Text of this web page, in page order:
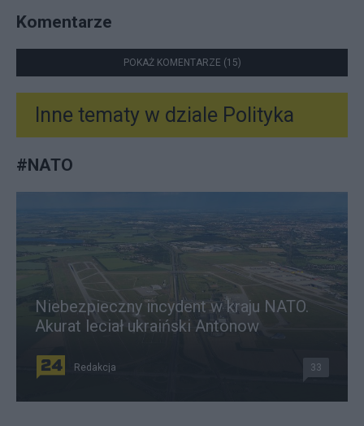
Komentarze
POKAŻ KOMENTARZE (15)
Inne tematy w dziale Polityka
#NATO
Niebezpieczny incydent w kraju NATO.
Akurat leciał ukraiński Antonow
Redakcja 33